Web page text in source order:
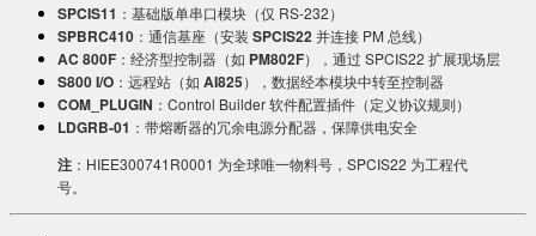
SPCIS11 ：基础版单串口模块（仅 RS-232）
SPBRC410 ：通信基座（安装 ​ SPCIS22并连接 PM 总线）
AC 800F ：经济型控制器（如 ​ PM802F），通过 SPCIS22 扩展现场层
S800 I/O ：远程站（如 ​ AI825），数据经本模块中转至控制器
COM_PLUGIN ：Control Builder 软件配置插件（定义协议规则）
LDGRB-01 ：带熔断器的冗余电源分配器，保障供电安全
注 ：HIEE300741R0001 为全球唯一物料号，SPCIS22 为工程代
号。